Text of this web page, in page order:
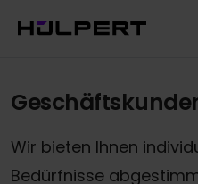
Wir bieten Ihnen
Bedürfnisse